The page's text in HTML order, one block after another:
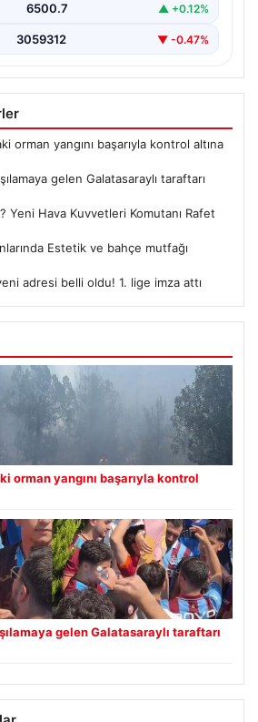
6500.7 ▲ +0.12%
3059312 ▼ -0.47%
orman yangını başarıyla kontrol altına
gelen Galatasaraylı taraftarı
Yeni Hava Kuvvetleri Komutanı Rafet
Estetik ve bahçe mutfağı
adresi belli oldu! 1. lige imza attı
orman yangını başarıyla kontrol
gelen Galatasaraylı taraftarı